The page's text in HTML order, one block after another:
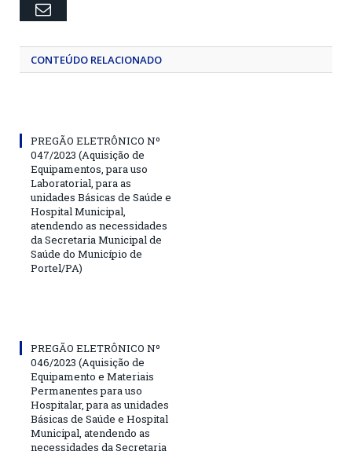
Email
CONTEÚDO RELACIONADO
PREGÃO ELETRÔNICO Nº
047/2023 (Aquisição de
Equipamentos, para uso
Laboratorial, para as
unidades Básicas de Saúde e
Hospital Municipal,
atendendo as necessidades
da Secretaria Municipal de
Saúde do Município de
Portel/PA)
PREGÃO ELETRÔNICO Nº
046/2023 (Aquisição de
Equipamento e Materiais
Permanentes para uso
Hospitalar, para as unidades
Básicas de Saúde e Hospital
Municipal, atendendo as
necessidades da Secretaria